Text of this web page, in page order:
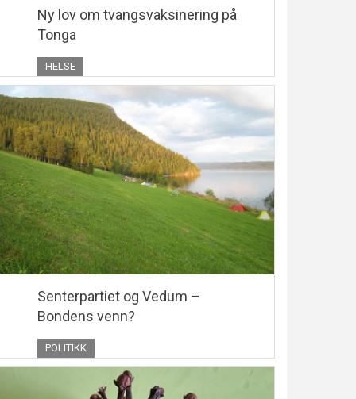
Ny lov om tvangsvaksinering på
Tonga
HELSE
Senterpartiet og Vedum –
Bondens venn?
POLITIKK